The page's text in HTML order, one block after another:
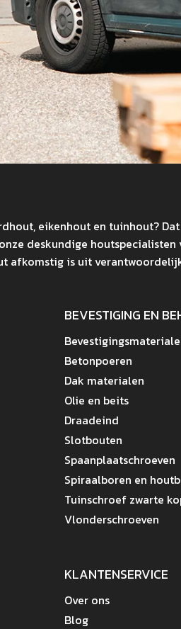
eikenhout en tuinhout?
deskundige
afkomstig is uit
BEVESTIGING EN
Betonpoeren
Dak materialen
Olie en beits
Draadeind
Slotbouten
Spaanplaatschroeven
Spiraalboren en
Tuinschroef zwarte
Vlonderschroeven
KLANTENSERVICE
Over ons
Blog